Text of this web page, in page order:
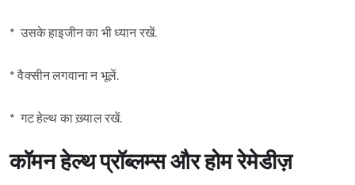
* उसके हाइजीन का भी ध्यान रखें.
* वैक्सीन लगवाना न भूलें.
* गट हेल्थ का ख़्याल रखें.
कॉमन हेल्थ प्रॉब्लम्स और होम रेमेडीज़